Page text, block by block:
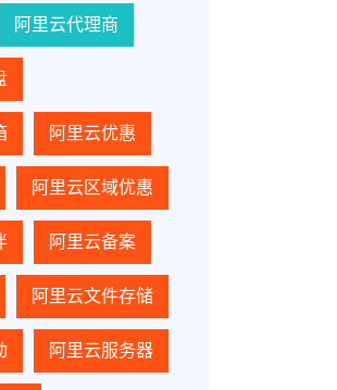
阿里云代理商
阿里云优惠
阿里云区域优惠
阿里云备案
阿里云文件存储
阿里云服务器